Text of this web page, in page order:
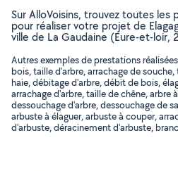
Sur AlloVoisins, trouvez toutes les
pour réaliser votre projet de
ville de La Gaudaine (Eure-et-loir,
Autres exemples de prestations
bois, taille d'arbre, arrachage de
haie, débitage d'arbre, débit de bois,
arrachage d'arbre, taille de chêne, arbre
dessouchage d'arbre, dessouchage de
arbuste à élaguer, arbuste à couper,
d'arbuste, déracinement d'arbuste,